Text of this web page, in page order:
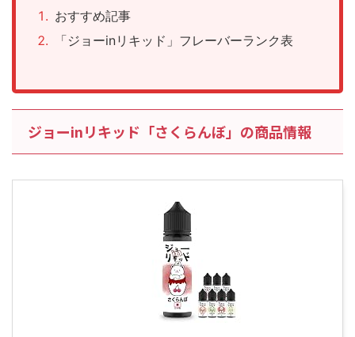
おすすめ記事
「ジョーinリキッド」フレーバーランク表
ジョーinリキッド「さくらんぼ」の商品情報